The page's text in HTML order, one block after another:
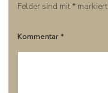
Felder sind mit* markiert
Kommentar*